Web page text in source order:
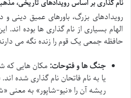
نام گذاری بر اساس رویدادهای تاریخی،
رویدادهای بزرگ، باورهای عمیق دینی
الهام بسیاری از نام گذاری ها بوده اند.
حافظه جمعی یک قوم را زنده نگه می
جنگ ها و فتوحات: مکان هایی که
یا به نام فاتحان نام گذاری شده
ریشه آن را «نیو-شاپور» به معنی